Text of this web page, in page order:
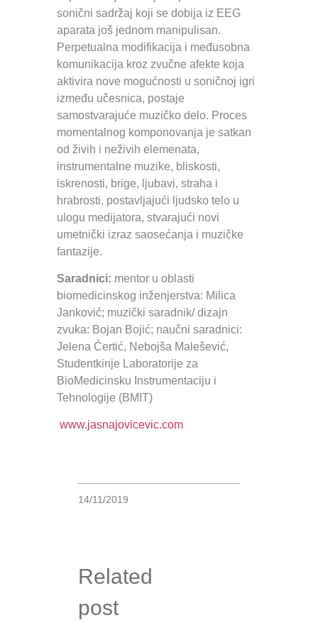
sonični sadržaj koji se dobija iz EEG
aparata još jednom manipulisan.
Perpetualna modifikacija i međusobna
komunikacija kroz zvučne afekte koja
aktivira nove mogućnosti u soničnoj igri
između učesnica, postaje
samostvarajuće muzičko delo. Proces
momentalnog komponovanja je satkan
od živih i neživih elemenata,
instrumentalne muzike, bliskosti,
iskrenosti, brige, ljubavi, straha i
hrabrosti, postavljajući ljudsko telo u
ulogu medijatora, stvarajući novi
umetnički izraz saosećanja i muzičke
fantazije.
Saradnici: mentor u oblasti
biomedicinskog inženjerstva: Milica
Janković; muzički saradnik/ dizajn
zvuka: Bojan Bojić; naučni saradnici:
Jelena Ćertić, Nebojša Malešević,
Studentkinje Laboratorije za
BioMedicinsku Instrumentaciju i
Tehnologije (BMIT)
www.jasnajovicevic.com
14/11/2019
Related
post